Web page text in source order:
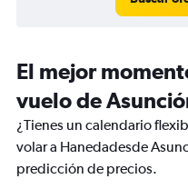
El mejor
vuelo de
¿Tienes un calendario
volar a Hanedadesde
predicción de precios.